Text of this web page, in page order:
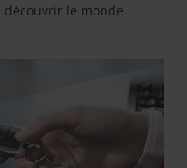
le monde.